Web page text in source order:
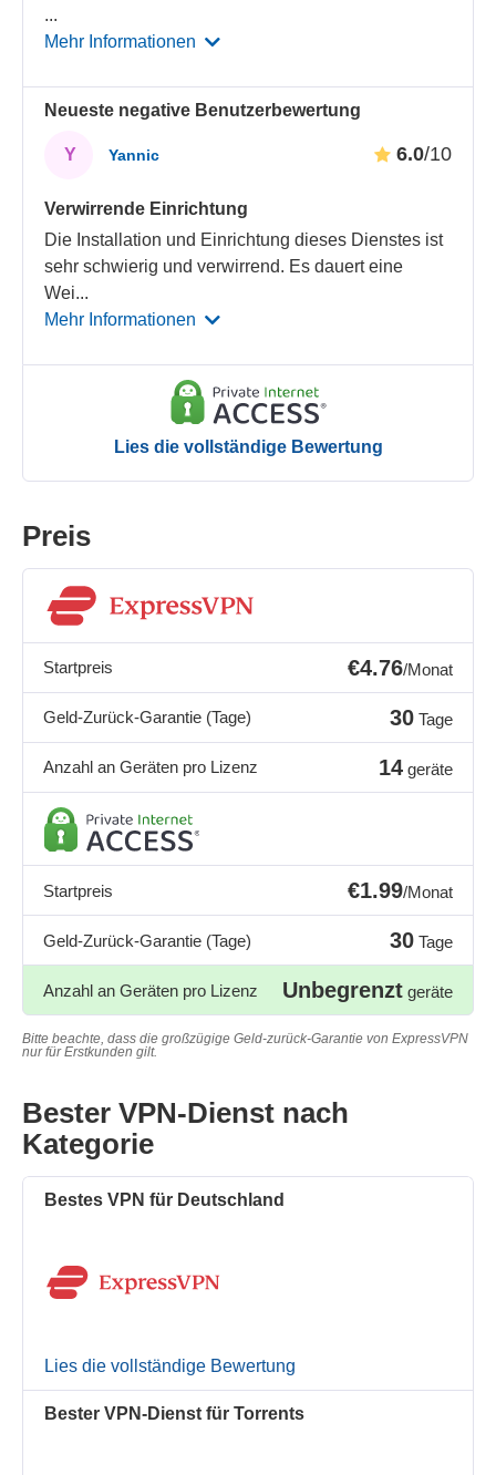
...
Mehr Informationen
Neueste negative Benutzerbewertung
Y Yannic 6.0/10
Verwirrende Einrichtung
Die Installation und Einrichtung dieses Dienstes ist
sehr schwierig und verwirrend. Es dauert eine
Wei...
Mehr Informationen
Lies die vollständige Bewertung
Preis
Startpreis €4.76/Monat
Geld-Zurück-Garantie (Tage) 30 Tage
Anzahl an Geräten pro Lizenz 14 geräte
Startpreis €1.99/Monat
Geld-Zurück-Garantie (Tage) 30 Tage
Anzahl an Geräten pro Lizenz Unbegrenzt geräte
Bitte beachte, dass die großzügige Geld-zurück-Garantie von ExpressVPN
nur für Erstkunden gilt.
Bester VPN-Dienst nach
Kategorie
Bestes VPN für Deutschland
Lies die vollständige Bewertung
Bester VPN-Dienst für Torrents